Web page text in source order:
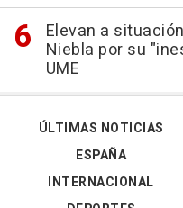
Elevan a
Niebla por su
UME
ÚLTIMAS NOTICIAS
ESPAÑA
INTERNACIONAL